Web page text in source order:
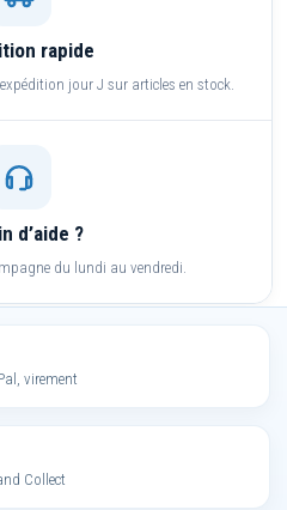
rapide
jour J sur articles en stock.
d’aide ?
du lundi au vendredi.
virement
Collect